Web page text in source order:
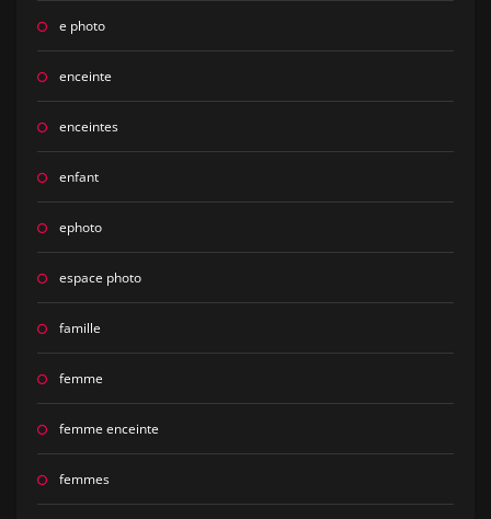
e photo
enceinte
enceintes
enfant
ephoto
espace photo
famille
femme
femme enceinte
femmes